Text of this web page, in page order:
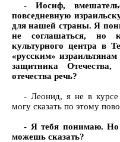
- Иосиф,
повседневную
для нашей страны. Я
не соглашаться, но
культурного центра в
«русским»
защитника
отечества речь?
- Леонид, я не в
могу сказать по этому
- Я тебя понимаю. Но
можешь сказать?